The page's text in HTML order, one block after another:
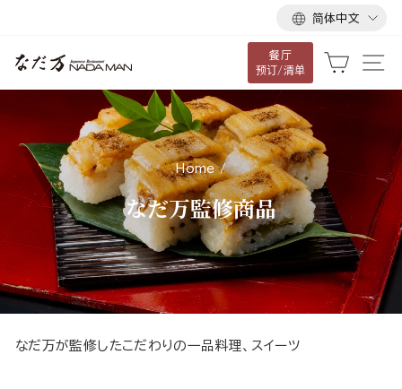
语
言
简体中文
餐厅
预订/清单
大车
Home /
なだ万監修商品
なだ万が監修したこだわりの一品料理、スイーツ